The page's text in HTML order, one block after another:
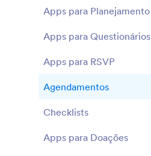
Apps para Planejamento
Apps para Questionários
Apps para RSVP
Agendamentos
Checklists
Apps para Doações